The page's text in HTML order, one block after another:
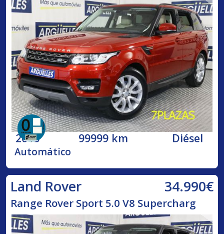
2015 99999 km Diésel
Automático
Land Rover 34.990€
Range Rover Sport 5.0 V8 Supercharg